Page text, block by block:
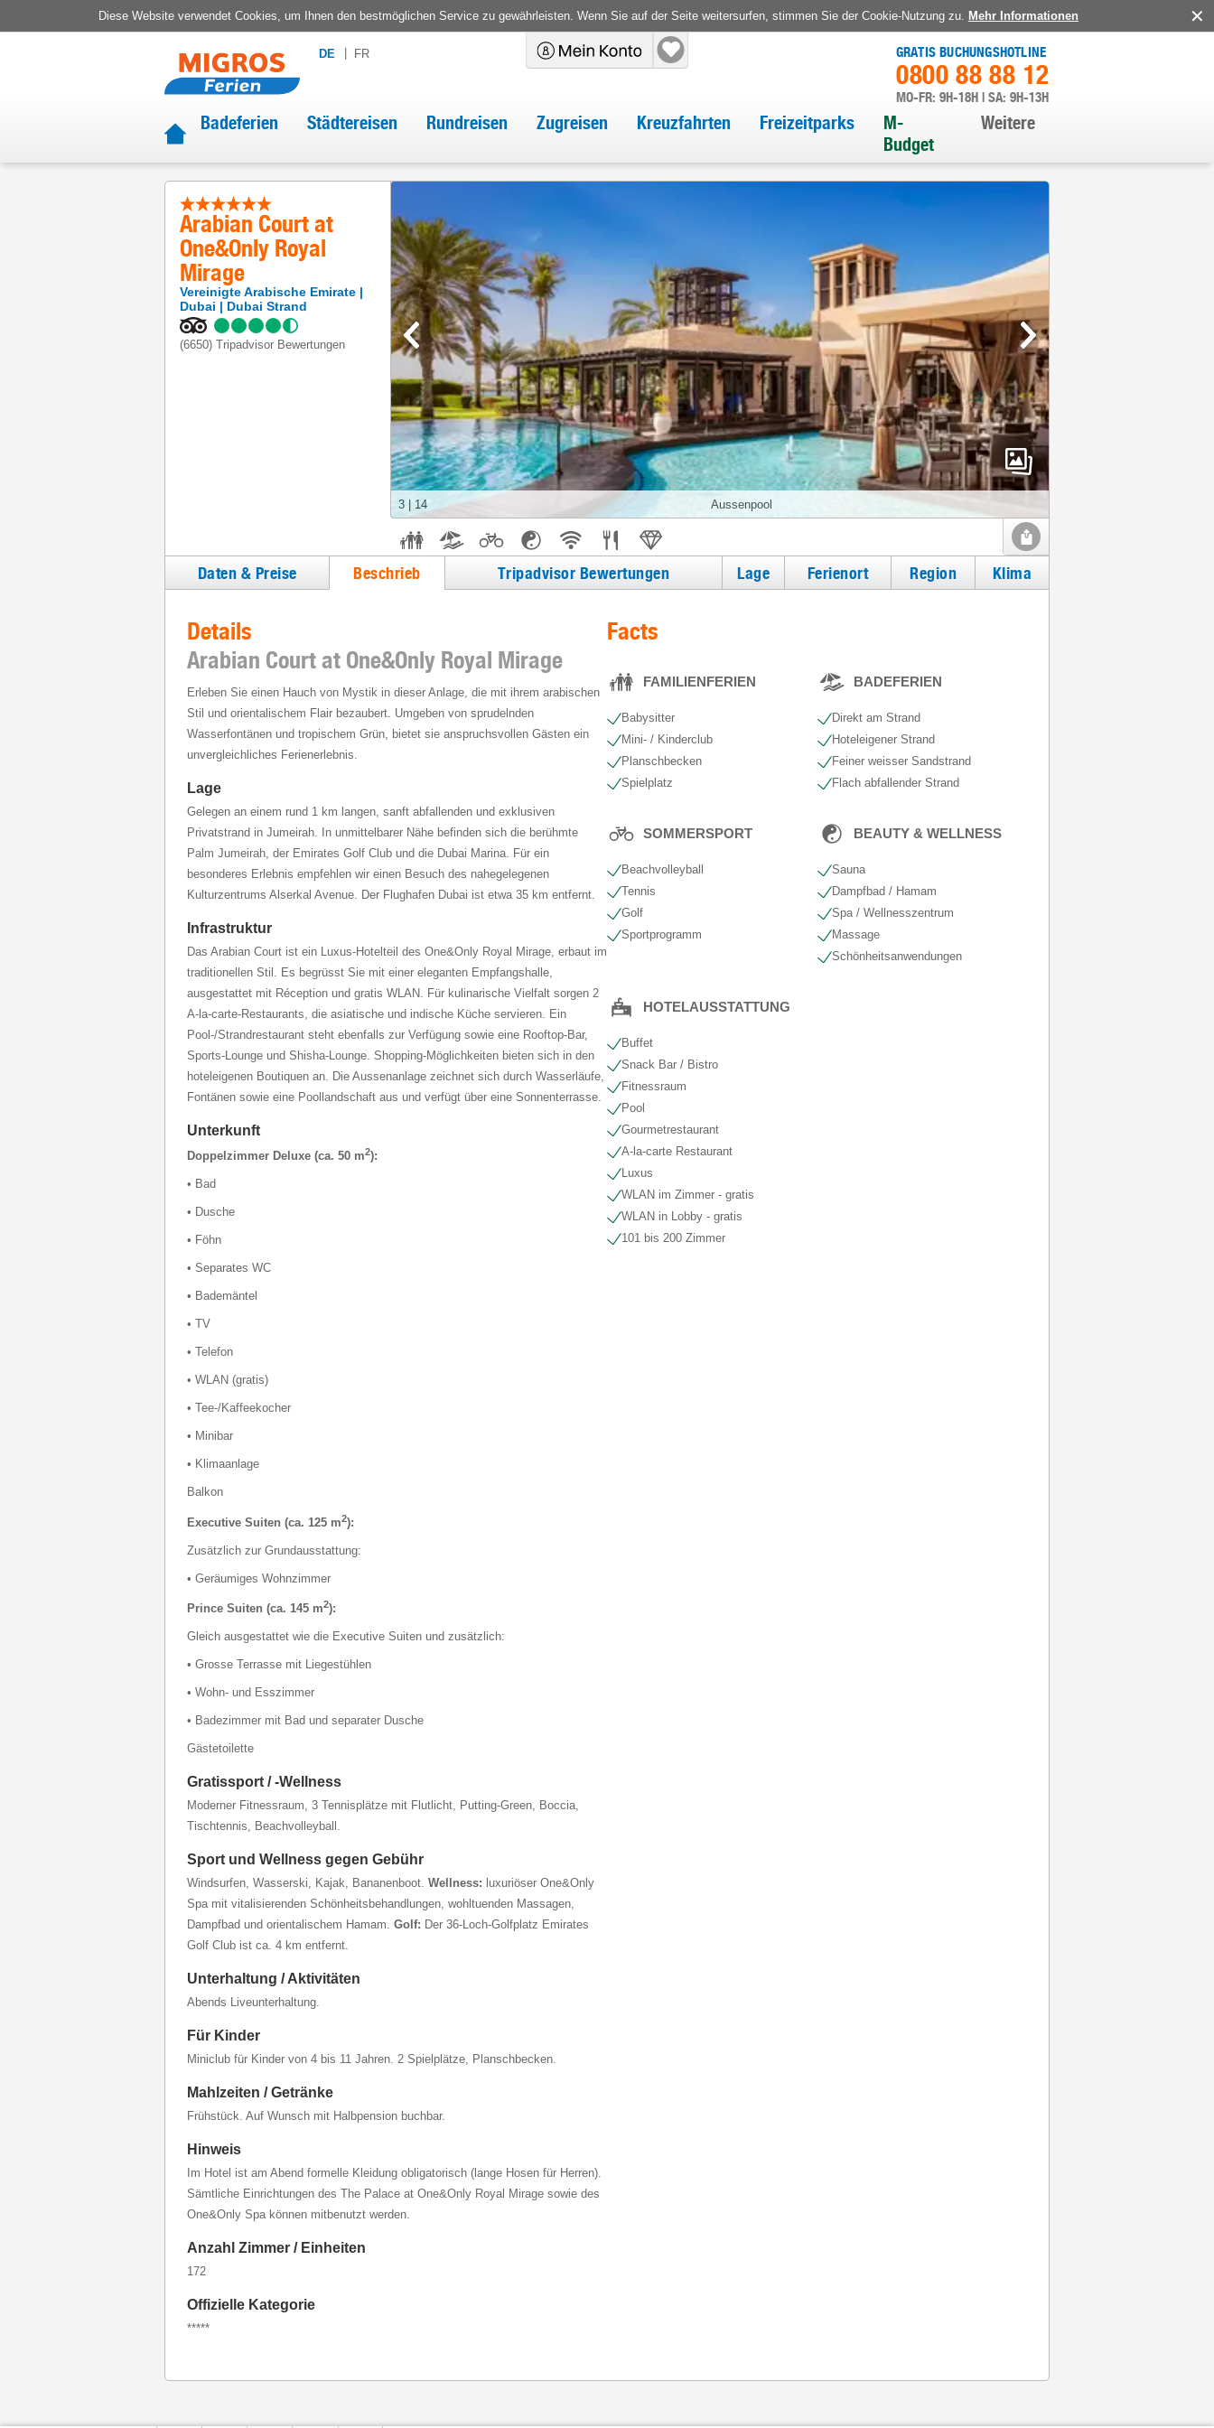
Diese Website verwendet Cookies, um Ihnen den bestmöglichen Service zu gewährleisten. Wenn Sie auf der Seite weitersurfen, stimmen Sie der Cookie-Nutzung zu. Mehr Informationen
DE FR GRATIS BUCHUNGSHOTLINE
0800 88 88 12
MO-FR: 9H-18H | SA: 9H-13H
Badeferien Städtereisen Rundreisen Zugreisen Kreuzfahrten Freizeitparks
M-
Budget
Weitere
Arabian Court at
One&Only Royal
Mirage
Vereinigte Arabische Emirate
Dubai
Dubai Strand
(6650) Tripadvisor Bewertungen
Aussenpool
3 14
Daten & Preise Beschrieb Tripadvisor Bewertungen Lage Ferienort Region Klima
Details
Arabian Court at One&Only Royal Mirage
Erleben Sie einen Hauch von Mystik in dieser Anlage, die mit ihrem arabischen
Stil und orientalischem Flair bezaubert. Umgeben von sprudelnden
Wasserfontänen und tropischem Grün, bietet sie anspruchsvollen Gästen ein
unvergleichliches Ferienerlebnis.
Lage
Gelegen an einem rund 1 km langen, sanft abfallenden und exklusiven
Privatstrand in Jumeirah. In unmittelbarer Nähe befinden sich die berühmte
Palm Jumeirah, der Emirates Golf Club und die Dubai Marina. Für ein
besonderes Erlebnis empfehlen wir einen Besuch des nahegelegenen
Kulturzentrums Alserkal Avenue. Der Flughafen Dubai ist etwa 35 km entfernt.
Infrastruktur
Das Arabian Court ist ein Luxus-Hotelteil des One&Only Royal Mirage, erbaut im
traditionellen Stil. Es begrüsst Sie mit einer eleganten Empfangshalle,
ausgestattet mit Réception und gratis WLAN. Für kulinarische Vielfalt sorgen 2
A-la-carte-Restaurants, die asiatische und indische Küche servieren. Ein
Pool-/Strandrestaurant steht ebenfalls zur Verfügung sowie eine Rooftop-Bar,
Sports-Lounge und Shisha-Lounge. Shopping-Möglichkeiten bieten sich in den
hoteleigenen Boutiquen an. Die Aussenanlage zeichnet sich durch Wasserläufe,
Fontänen sowie eine Poollandschaft aus und verfügt über eine Sonnenterrasse.
Unterkunft
Doppelzimmer Deluxe (ca. 50 m2):
• Bad
• Dusche
• Föhn
• Separates WC
• Bademäntel
• TV
• Telefon
• WLAN (gratis)
• Tee-/Kaffeekocher
• Minibar
• Klimaanlage
Balkon
Executive Suiten (ca. 125 m2):
Zusätzlich zur Grundausstattung:
• Geräumiges Wohnzimmer
Prince Suiten (ca. 145 m2):
Gleich ausgestattet wie die Executive Suiten und zusätzlich:
• Grosse Terrasse mit Liegestühlen
• Wohn- und Esszimmer
• Badezimmer mit Bad und separater Dusche
Gästetoilette
Gratissport / -Wellness
Moderner Fitnessraum, 3 Tennisplätze mit Flutlicht, Putting-Green, Boccia,
Tischtennis, Beachvolleyball.
Sport und Wellness gegen Gebühr
Windsurfen, Wasserski, Kajak, Bananenboot. Wellness: luxuriöser One&Only
Spa mit vitalisierenden Schönheitsbehandlungen, wohltuenden Massagen,
Dampfbad und orientalischem Hamam. Golf: Der 36-Loch-Golfplatz Emirates
Golf Club ist ca. 4 km entfernt.
Unterhaltung / Aktivitäten
Abends Liveunterhaltung.
Für Kinder
Miniclub für Kinder von 4 bis 11 Jahren. 2 Spielplätze, Planschbecken.
Mahlzeiten / Getränke
Frühstück. Auf Wunsch mit Halbpension buchbar.
Hinweis
Im Hotel ist am Abend formelle Kleidung obligatorisch (lange Hosen für Herren).
Sämtliche Einrichtungen des The Palace at One&Only Royal Mirage sowie des
One&Only Spa können mitbenutzt werden.
Anzahl Zimmer / Einheiten
172
Offizielle Kategorie
*****
Facts
FAMILIENFERIEN
Babysitter
Mini- / Kinderclub
Planschbecken
Spielplatz
BADEFERIEN
Direkt am Strand
Hoteleigener Strand
Feiner weisser Sandstrand
Flach abfallender Strand
SOMMERSPORT
Beachvolleyball
Tennis
Golf
Sportprogramm
BEAUTY & WELLNESS
Sauna
Dampfbad / Hamam
Spa / Wellnesszentrum
Massage
Schönheits​anwendungen
HOTELAUSSTATTUNG
Buffet
Snack Bar / Bistro
Fitnessraum
Pool
Gourmetrestaurant
A-la-carte Restaurant
Luxus
WLAN im Zimmer - gratis
WLAN in Lobby - gratis
101 bis 200 Zimmer